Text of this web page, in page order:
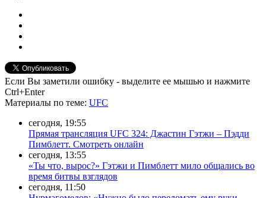
Если Вы заметили ошибку - выделите ее мышью и нажмите
Ctrl+Enter
Материалы по теме: UFC
сегодня, 19:55
Прямая трансляция UFC 324: Джастин Гэтжи – Пэдди
Пимблетт. Смотреть онлайн
сегодня, 13:55
«Ты что, вырос?» Гэтжи и Пимблетт мило общались во
время битвы взглядов
сегодня, 11:50